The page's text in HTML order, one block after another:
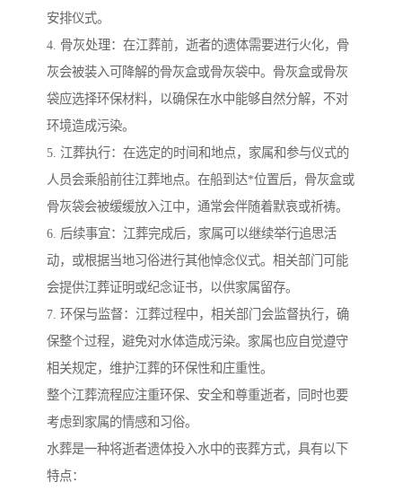
安排仪式。
4. 骨灰处理：在江葬前，逝者的遗体需要进行火化，骨
灰会被装入可降解的骨灰盒或骨灰袋中。骨灰盒或骨灰
袋应选择环保材料，以确保在水中能够自然分解，不对
环境造成污染。
5. 江葬执行：在选定的时间和地点，家属和参与仪式的
人员会乘船前往江葬地点。在船到达*位置后，骨灰盒或
骨灰袋会被缓缓放入江中，通常会伴随着默哀或祈祷。
6. 后续事宜：江葬完成后，家属可以继续举行追思活
动，或根据当地习俗进行其他悼念仪式。相关部门可能
会提供江葬证明或纪念证书，以供家属留存。
7. 环保与监督：江葬过程中，相关部门会监督执行，确
保整个过程，避免对水体造成污染。家属也应自觉遵守
相关规定，维护江葬的环保性和庄重性。
整个江葬流程应注重环保、安全和尊重逝者，同时也要
考虑到家属的情感和习俗。
水葬是一种将逝者遗体投入水中的丧葬方式，具有以下
特点：